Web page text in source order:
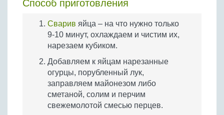
Способ приготовления
Сварив яйца – на что нужно только
9-10 минут, охлаждаем и чистим их,
нарезаем кубиком.
Добавляем к яйцам нарезанные
огурцы, порубленный лук,
заправляем майонезом либо
сметаной, солим и перчим
свежемолотой смесью перцев.